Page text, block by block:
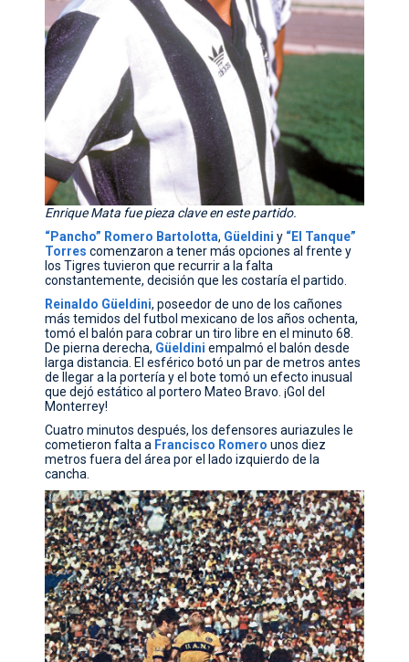
Enrique Mata fue pieza clave en este partido.
“Pancho” Romero Bartolotta, Güeldini y “El Tanque”
Torres comenzaron a tener más opciones al frente y
los Tigres tuvieron que recurrir a la falta
constantemente, decisión que les costaría el partido.
Reinaldo Güeldini, poseedor de uno de los cañones
más temidos del futbol mexicano de los años ochenta,
tomó el balón para cobrar un tiro libre en el minuto 68.
De pierna derecha, Güeldini empalmó el balón desde
larga distancia. El esférico botó un par de metros antes
de llegar a la portería y el bote tomó un efecto inusual
que dejó estático al portero Mateo Bravo. ¡Gol del
Monterrey!
Cuatro minutos después, los defensores auriazules le
cometieron falta a Francisco Romero unos diez
metros fuera del área por el lado izquierdo de la
cancha.